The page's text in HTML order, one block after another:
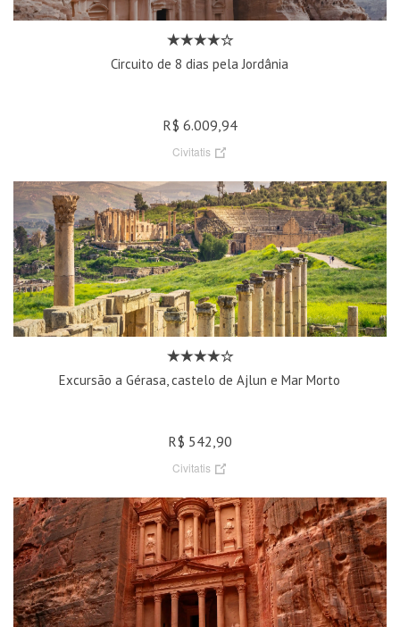
Circuito de 8 dias pela Jordânia
R$ 6.009,94
Civitatis
Excursão a Gérasa, castelo de Ajlun e Mar Morto
R$ 542,90
Civitatis